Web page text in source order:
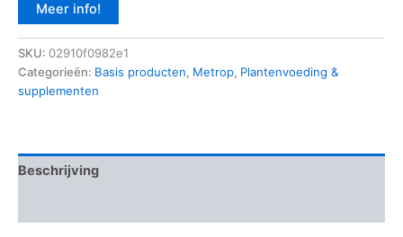
Meer info!
SKU: 02910f0982e1
Categorieën: Basis producten, Metrop, Plantenvoeding &
supplementen
Beschrijving